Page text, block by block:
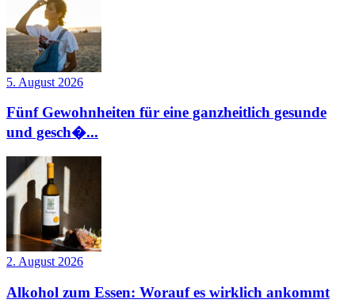
5. August 2026
Fünf Gewohnheiten für eine ganzheitlich gesunde
und gesch�...
2. August 2026
Alkohol zum Essen: Worauf es wirklich ankommt